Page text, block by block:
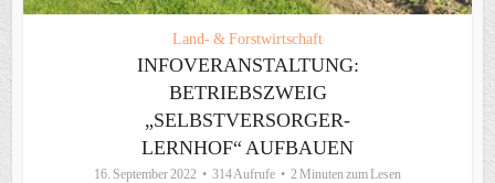
Land- & Forstwirtschaft
INFOVERANSTALTUNG:
BETRIEBSZWEIG
„SELBSTVERSORGER-
LERNHOF“ AUFBAUEN
16. September 2022 314 Aufrufe 2 Minuten zum Lesen